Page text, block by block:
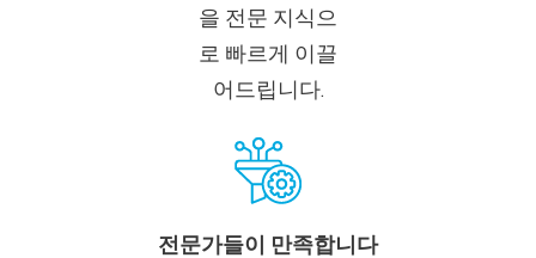
을 전문 지식으
로 빠르게 이끌
어드립니다.
전문가들이 만족합니다